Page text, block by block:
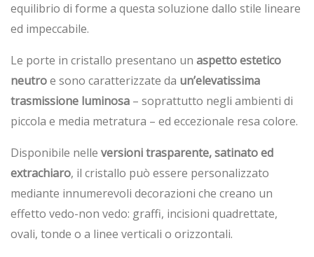
equilibrio di forme a questa soluzione dallo stile lineare
ed impeccabile.
Le porte in cristallo presentano un aspetto estetico
neutroe sono caratterizzate da un’elevatissima
trasmissione luminosa – soprattutto negli ambienti di
piccola e media metratura – ed eccezionale resa colore.
Disponibile nelle versioni trasparente, satinato ed
extrachiaro, il cristallo può essere personalizzato
mediante innumerevoli decorazioni che creano un
effetto vedo-non vedo: graffi, incisioni quadrettate,
ovali, tonde o a linee verticali o orizzontali.